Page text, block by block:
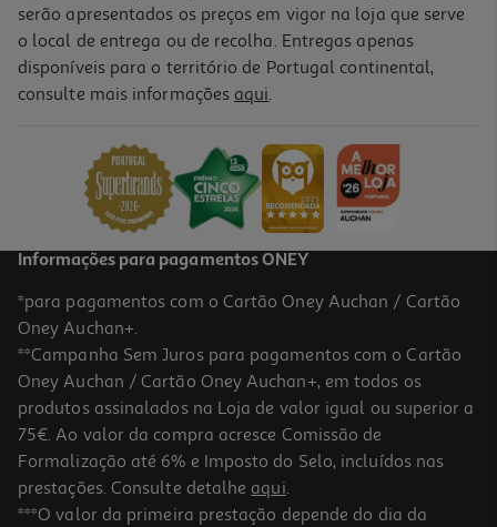
Champô Novex Estilo Afrohair 300ml
-25%
Champo Nutritivo Soflow Cablo Encaracolado 400ml
serão apresentados os preços em vigor na loja que serve
o local de entrega ou de recolha. Entregas apenas
disponíveis para o território de Portugal continental,
consulte mais informações aqui.
Informações para pagamentos ONEY
*para pagamentos com o Cartão Oney Auchan / Cartão
Oney Auchan+.
**Campanha Sem Juros para pagamentos com o Cartão
Oney Auchan / Cartão Oney Auchan+, em todos os
produtos assinalados na Loja de valor igual ou superior a
75€. Ao valor da compra acresce Comissão de
Formalização até 6% e Imposto do Selo, incluídos nas
prestações. Consulte detalhe aqui.
***O valor da primeira prestação depende do dia da